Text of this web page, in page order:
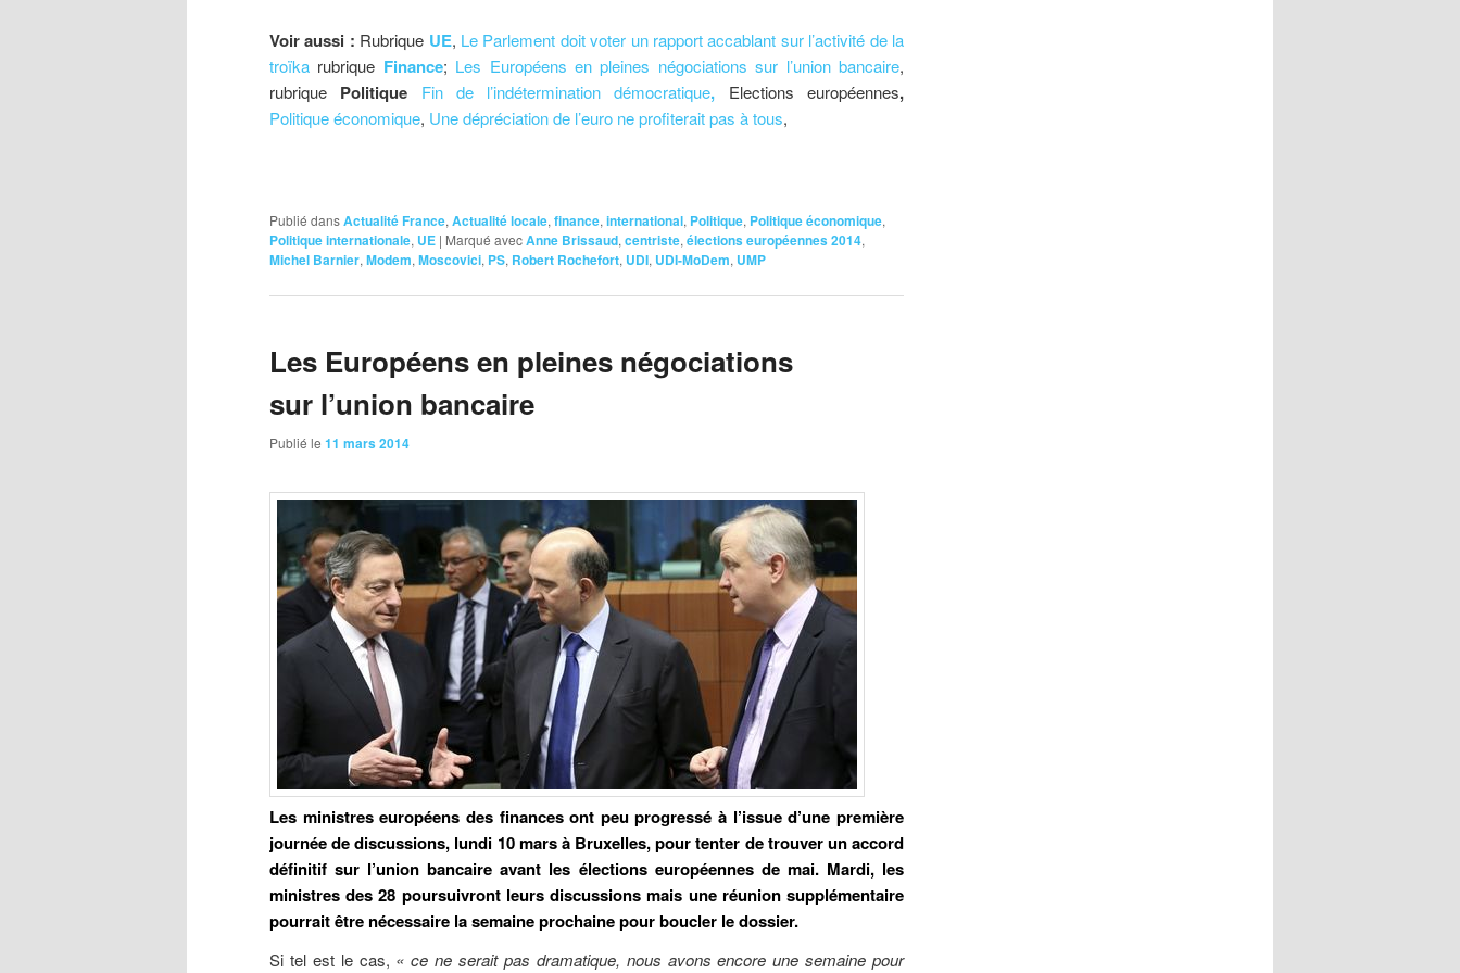
Voir aussi : Rubrique UE, Le Parlement doit voter un rapport accablant sur l’activité de la
troïka rubrique Finance; Les Européens en pleines négociations sur l’union bancaire,
rubrique Politique Fin de l’indétermination démocratique, Elections européennes,
Politique économique, Une dépréciation de l’euro ne profiterait pas à tous,
Publié dansActualité France, Actualité locale, finance, international, Politique, Politique économique,
Politique internationale, UE | Marqué avecAnne Brissaud, centriste, élections européennes 2014,
Michel Barnier, Modem, Moscovici, PS, Robert Rochefort, UDI, UDI-MoDem, UMP
Les Européens en pleines négociations
sur l’union bancaire
Publié le 11 mars 2014
Les ministres européens des finances ont peu progressé à l’issue d’une première
journée de discussions, lundi 10 mars à Bruxelles, pour tenter de trouver un accord
définitif sur l’union bancaire avant les élections européennes de mai. Mardi, les
ministres des 28 poursuivront leurs discussions mais une réunion supplémentaire
pourrait être nécessaire la semaine prochaine pour boucler le dossier.
Si tel est le cas, « ce ne serait pas dramatique, nous avons encore une semaine pour